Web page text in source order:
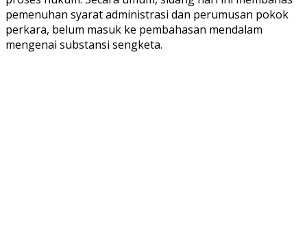
pemenuhan syarat administrasi dan perumusan pokok
perkara, belum masuk ke pembahasan mendalam
mengenai substansi sengketa.